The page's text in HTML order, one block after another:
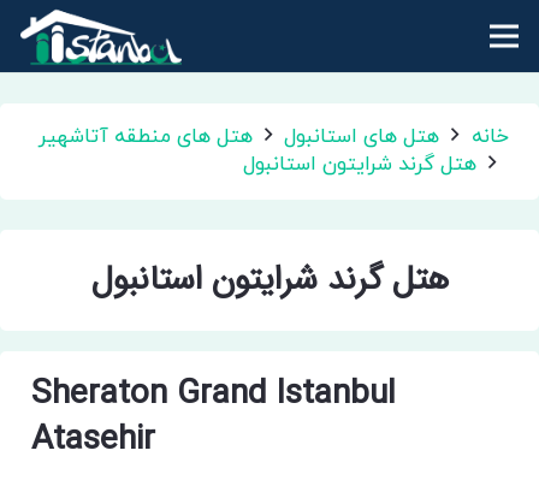
خانه هتل های استانبول
هتل های منطقه آتاشهیر
هتل گرند شرایتون استانبول
هتل گرند شرایتون استانبول
Sheraton Grand Istanbul
Atasehir